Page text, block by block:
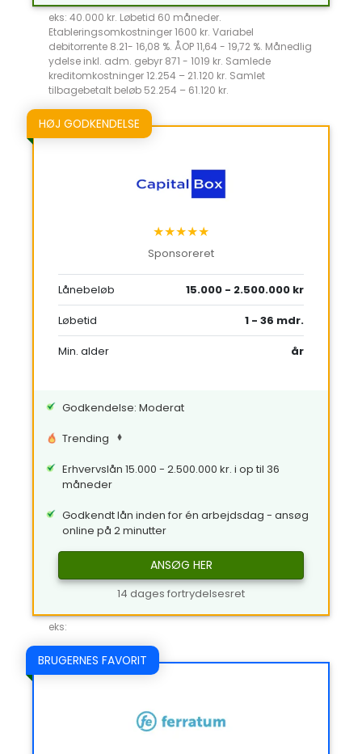
eks: 40.000 kr. Løbetid 60 måneder.
Etableringsomkostninger 1600 kr. Variabel
debitorrente 8.21- 16,08 %. ÅOP 11,64 - 19,72 %. Månedlig
ydelse inkl. adm. gebyr 871 - 1019 kr. Samlede
kreditomkostninger 12.254 – 21.120 kr. Samlet
tilbagebetalt beløb 52.254 – 61.120 kr.
HØJ GODKENDELSE
★★★★★
Sponsoreret
Lånebeløb
15.000 - 2.500.000 kr
Løbetid
1 - 36 mdr.
Min. alder
år
Godkendelse: Moderat
Trending
Erhvervslån 15.000 - 2.500.000 kr. i op til 36
måneder
Godkendt lån inden for én arbejdsdag - ansøg
online på 2 minutter
ANSØG HER
14 dages fortrydelsesret
eks:
BRUGERNES FAVORIT